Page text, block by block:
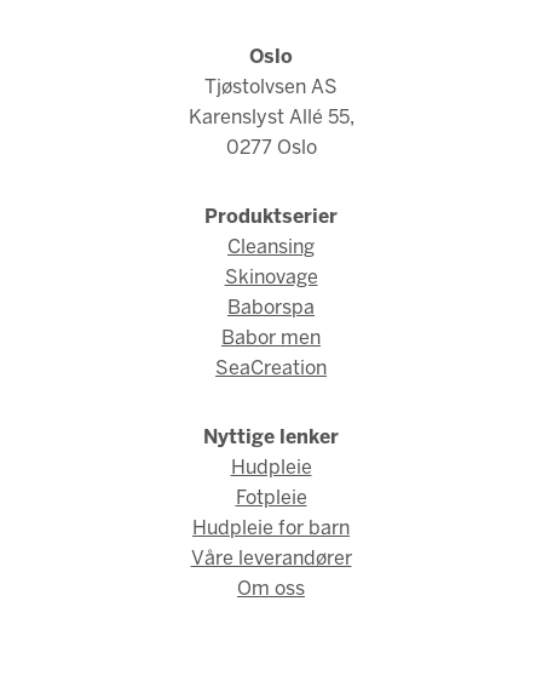
Oslo
Tjøstolvsen AS
Karenslyst Allé 55,
0277 Oslo
Produktserier
Cleansing
Skinovage
Baborspa
Babor men
SeaCreation
Nyttige lenker
Hudpleie
Fotpleie
Hudpleie for barn
Våre leverandører
Om oss